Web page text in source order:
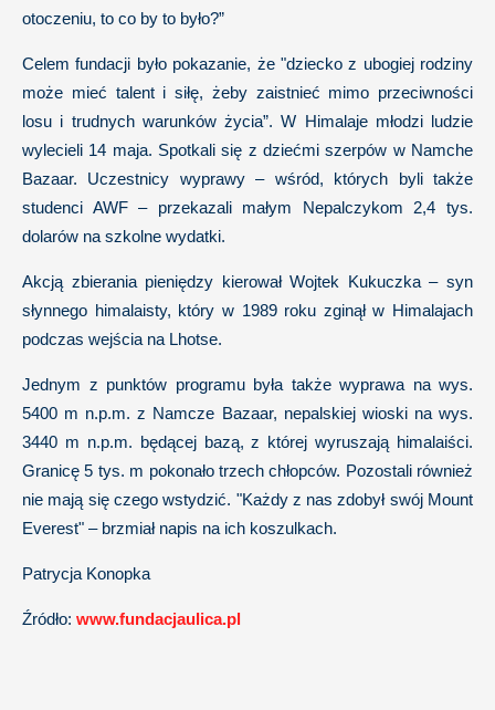
otoczeniu, to co by to było?”
Celem fundacji było pokazanie, że "dziecko z ubogiej rodziny
może mieć talent i siłę, żeby zaistnieć mimo przeciwności
losu i trudnych warunków życia”. W Himalaje młodzi ludzie
wylecieli 14 maja. Spotkali się z dziećmi szerpów w Namche
Bazaar. Uczestnicy wyprawy – wśród, których byli także
studenci AWF – przekazali małym Nepalczykom 2,4 tys.
dolarów na szkolne wydatki.
Akcją zbierania pieniędzy kierował Wojtek Kukuczka – syn
słynnego himalaisty, który w 1989 roku zginął w Himalajach
podczas wejścia na Lhotse.
Jednym z punktów programu była także wyprawa na wys.
5400 m n.p.m. z Namcze Bazaar, nepalskiej wioski na wys.
3440 m n.p.m. będącej bazą, z której wyruszają himalaiści.
Granicę 5 tys. m pokonało trzech chłopców. Pozostali również
nie mają się czego wstydzić. "Każdy z nas zdobył swój Mount
Everest" – brzmiał napis na ich koszulkach.
Patrycja Konopka
Źródło: www.fundacjaulica.pl